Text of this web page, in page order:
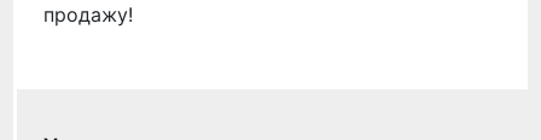
продажу!